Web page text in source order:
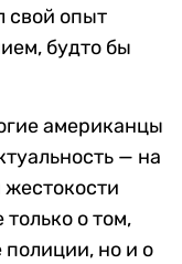
свой опыт
будто бы
американцы
— на
о том,
полиции, но и о